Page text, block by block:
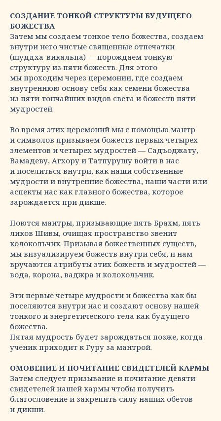
СОЗДАНИЕ ТОНКОЙ СТРУКТУРЫ БУДУЩЕГО
БОЖЕСТВА
Затем мы создаем тонкое тело божества, создаем
внутри него чистые священные отпечатки
(шуддха-викальпа) — порождаем тонкую
структуру из пяти божеств. Для этого
мы проходим через церемонии, где создаем
внутреннюю основу себя как семени божества
из пяти тончайших видов света и божеств пяти
мудростей.
Во время этих церемоний мы с помощью мантр
и символов призываем божеств первых четырех
элементов и четырех мудростей — Садъоджату,
Вамадеву, Агхору и Татпурушу войти в нас
и поселиться внутри, как наши собственные
мудрости и внутренние божества, наши части или
аспекты нас как главного божества, которое
зарождается при дикше.
Поются мантры, призывающие пять Брахм, пять
ликов Шивы, очищая пространство звенит
колокольчик. Призывая божественных существ,
мы визуализируем божеств внутри себя, и нам
вручаются атрибуты этих божеств и мудростей —
вода, корона, ваджра и колокольчик.
Эти первые четыре мудрости и божества как бы
поселяются внутри нас и создают основу нашей
тонкого и энергетического тела как будущего
божества.
Пятая мудрость будет зарождаться позже, когда
ученик приходит к Гуру за мантрой.
ОМОВЕНИЕ И ПОЧИТАНИЕ СВИДЕТЕЛЕЙ КАРМЫ
Затем следует призывание и почитание девяти
свидетелей нашей кармы чтобы получить
благословение и закрепить силу наших обетов
и дикши.